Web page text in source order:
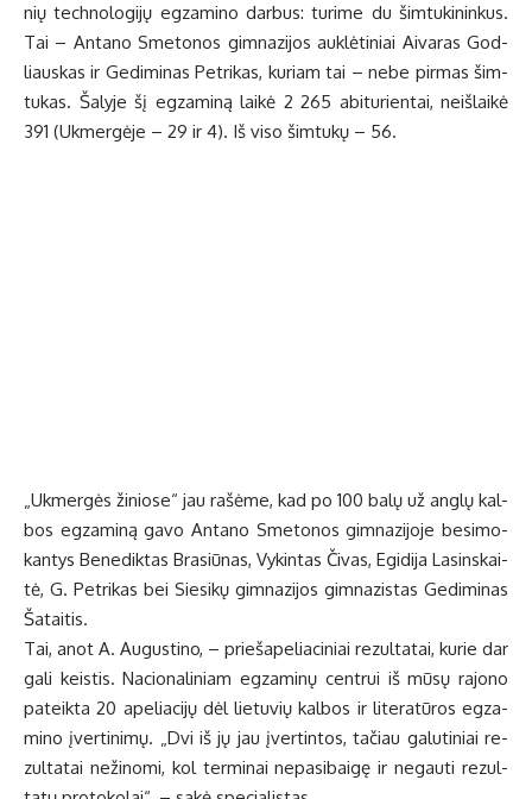
nių tech­no­lo­gi­jų eg­za­mi­no dar­bus: tu­ri­me du šim­tu­ki­nin­kus.
Tai – An­ta­no Sme­to­nos gim­na­zi­jos auk­lė­ti­niai Ai­va­ras God­
liaus­kas ir Ge­di­mi­nas Pet­ri­kas, ku­riam tai – ne­be pir­mas šim­
tu­kas. Ša­ly­je šį eg­za­mi­ną lai­kė 2 265 abi­tu­rien­tai, ne­iš­lai­kė
391 (Uk­mer­gė­je – 29 ir 4). Iš vi­so šim­tu­kų – 56.
„Uk­mer­gės ži­nio­se“ jau ra­šė­me, kad po 100 ba­lų už an­glų kal­
bos eg­za­mi­ną ga­vo An­ta­no Sme­to­nos gim­na­zi­jo­je be­si­mo­
kan­tys Be­ne­dik­tas Bra­siū­nas, Vy­kin­tas Či­vas, Egi­di­ja La­sins­kai­
tė, G. Pet­ri­kas bei Sie­si­kų gim­na­zi­jos gim­na­zis­tas Ge­di­mi­nas
Ša­tai­tis.
Tai, anot A. Au­gus­ti­no, – prie­ša­pe­lia­ci­niai re­zul­ta­tai, ku­rie dar
ga­li keis­tis. Na­cio­na­li­niam eg­za­mi­nų cen­trui iš mū­sų ra­jo­no
pa­teik­ta 20 ape­lia­ci­jų dėl lie­tu­vių kal­bos ir li­te­ra­tū­ros eg­za­
mi­no įver­ti­ni­mų. „Dvi iš jų jau įver­tin­tos, ta­čiau ga­lu­ti­niai re­
zul­ta­tai ne­ži­no­mi, kol ter­mi­nai ne­pa­si­bai­gę ir ne­gau­ti re­zul­